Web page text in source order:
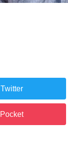
Twitter
Pocket